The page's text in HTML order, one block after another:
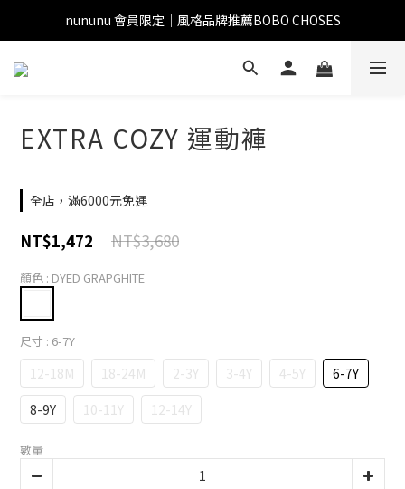
nununu 會員限定｜風格品牌推薦BOBO CHOSES
EXTRA COZY 運動褲
全店，滿6000元免運
NT$3,680
NT$1,472
顏色 : DYED GRAPGHITE
尺寸 : 6-7Y
12-18M 18-24M 2-3Y 3-4Y 4-5Y
6-7Y
8-9Y
10-11Y 12-14Y
數量